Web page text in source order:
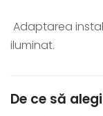
Adaptarea
iluminat.
De ce să